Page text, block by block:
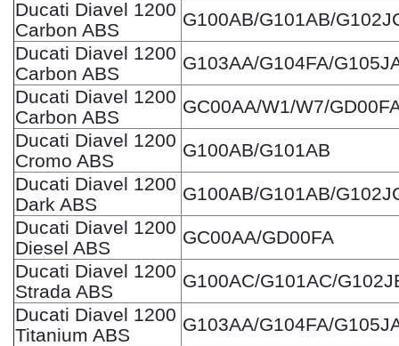
Ducati Diavel 1200
Carbon ABS
G100AB/G101AB/
Ducati Diavel 1200
Carbon ABS
G103AA/G104FA/
Ducati Diavel 1200
Carbon ABS
GC00AA/W1/W7/
Ducati Diavel 1200
Cromo ABS
G100AB/G101AB
Ducati Diavel 1200
Dark ABS
G100AB/G101AB/
Ducati Diavel 1200
Diesel ABS
GC00AA/GD00FA
Ducati Diavel 1200
Strada ABS
G100AC/G101AC/
Ducati Diavel 1200
Titanium ABS
G103AA/G104FA/